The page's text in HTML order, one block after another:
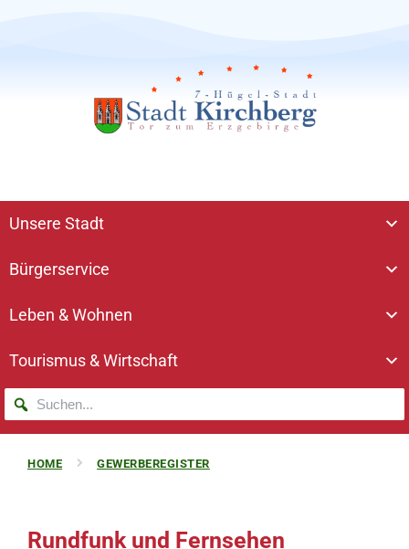
Unsere Stadt
Bürgerservice
Leben & Wohnen
Tourismus & Wirtschaft
HOME GEWERBEREGISTER
Rundfunk und Fernsehen